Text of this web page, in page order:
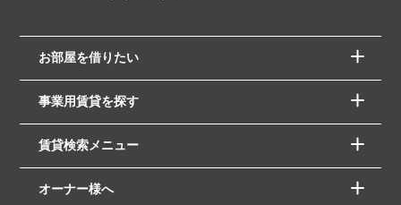
お部屋を借りたい
事業用賃貸を探す
賃貸検索メニュー
オーナー様へ